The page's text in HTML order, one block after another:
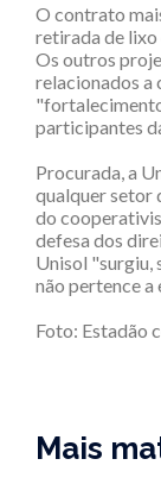
O contrato
retirada de lixo
Os outros
relacionados a
participantes
Procurada, a
qualquer setor
do
defesa dos
Unisol "surgiu,
não pertence a
Foto: Estadão
Mais